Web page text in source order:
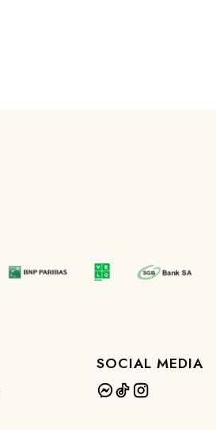
SOCIAL MEDIA